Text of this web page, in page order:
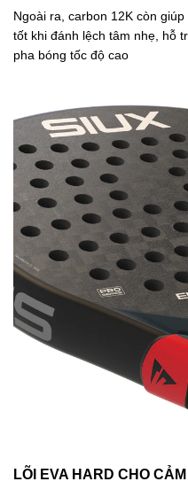
Ngoài ra, carbon 12K còn
tốt khi đánh lệch tâm nhẹ, hỗ
pha bóng tốc độ cao
LÕI EVA HARD CHO